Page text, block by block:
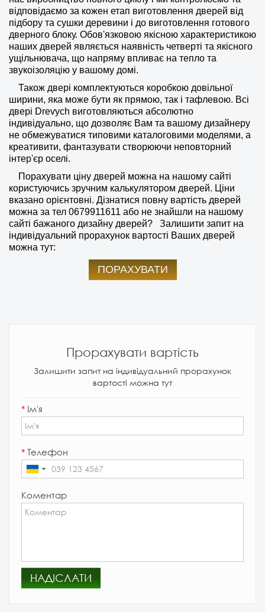
відповідаємо за кожен етап виготовлення дверей від
підбору та сушки деревини і до виготовлення готового
дверного блоку. Обов'язковою якісною характеристикою
наших дверей являється наявність четверті та якісного
ущільнювача, що напряму впливає на тепло та
звукоізоляцію у вашому домі.
Також двері комплектуються коробкою довільної
ширини, яка може бути як прямою, так і тафлевою. Всі
двері Drevych виготовляються абсолютно
індивідуально, що дозволяє Вам та вашому дизайнеру
не обмежуватися типовими каталоговими моделями, а
креативити, фантазувати створюючи неповторний
інтер'єр оселі.
Порахувати ціну дверей можна на нашому сайті
користуючись зручним калькулятором дверей. Ціни
вказано орієнтовні. Дізнатися повну вартість дверей
можна за тел 0679911611 або не знайшли на нашому
сайті бажаного дизайну дверей?
Залишити запит на
індивідуальний прорахунок вартості Ваших дверей
можна тут:
ПОРАХУВАТИ
Прорахувати вартість
Залишити запит на індивідуальний прорахунок
вартості можна тут
* Ім'я
* Телефон
Коментар
НАДІСЛАТИ